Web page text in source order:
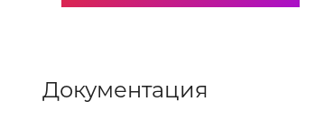
Документация